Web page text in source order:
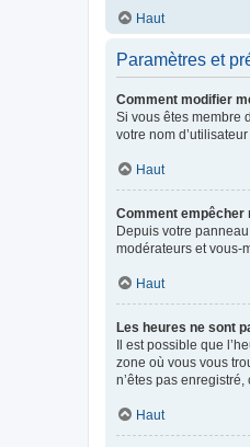
Haut
Paramètres et
Comment modifier
Si vous êtes membre
votre nom
Haut
Comment empêcher
Depuis votre
modérateurs et vous-
Haut
Les heures ne sont
Il est possible que
zone où vous vous
n’êtes pas
Haut